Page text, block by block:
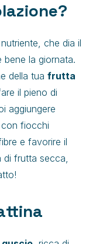
che dia il
bene la giornata.
della tua frutta
il pieno di
aggiungere
fiocchi
e favorire il
di frutta secca,